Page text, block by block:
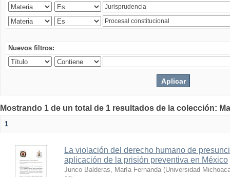
Nuevos filtros:
Mostrando 1 de un total de 1 resultados de la colección:
1
La violación del derecho humano de
aplicación de la prisión preventiva en México
Junco Balderas, María Fernanda (Universidad